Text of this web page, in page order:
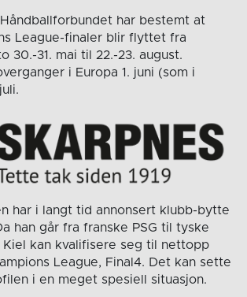
har bestemt at
League-finaler blir flyttet fra
30.-31. mai til 22.-23. august.
i Europa 1. juni (som i
har i langt tid annonsert klubb-bytte
han går fra franske PSG til tyske
Kiel kan kvalifisere seg til nettopp
League, Final4. Det kan sette
i en meget spesiell situasjon.